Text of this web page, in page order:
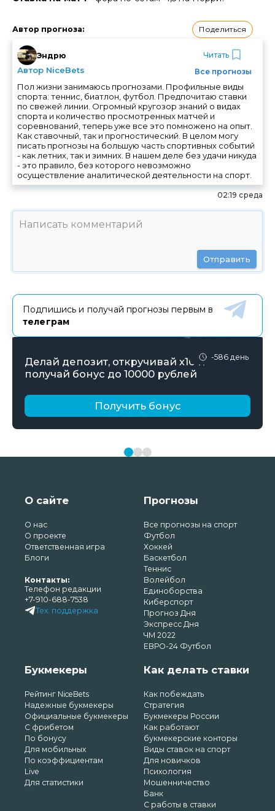
Автор прогноза: Поделиться
Эндрю
Автор NiceBets
Читать
Все прогнозы
Пол жизни занимаюсь прогнозами. Профильные виды
спорта: теннис, биатлон, футбол. Предпочитаю ставки
по свежей линии. Огромный кругозор знаний о видах
спорта и количество просмотренных матчей и
соревнований, теперь уже все это помножено на опыт.
Как ставочный, так и прогностический. В целом могу
писать прогнозы на большую часть спортивных событий
- как летних, так и зимних. В нашем деле без удачи никуда
- это правило, без которого невозможно
осуществление аналитической деятельности на спорт.
02:19 среда
Отправить
Подпишись и получай прогнозы первым в
телеграм
-586 день
Делай депозит, откручивай х10 и
получай бонус до 10000 рублей
Получить бонус
О сайте
О нас
О проекте
Ответственная игра
Блоги
Контакты:
Телефон редакции
+7-910-688-7538
Тех. поддержка
Прогнозы
Все прогнозы на спорт
Футбол
Хоккей
Баскетбол
Теннис
Волейбол
Единоборства
Киберспорт
Прогноз Дня
Экспресс Дня
ЧМ 2022
ЕВРО-24 Футбол
Букмекеры
Рейтинг NiceBets
Надежные букмекеры
Официальные букмекеры
С фрибетом
По бонусу
Для мобильных
По коэффициентам
Live
Для статистики
Как делать ставки
Как побеждать
Стратегия
Букмекеры России
Как работают
букмекерские конторы
Виды ставок на спорт
Для новичков
Психология
Мошенничество
Банк
С работы в ставки